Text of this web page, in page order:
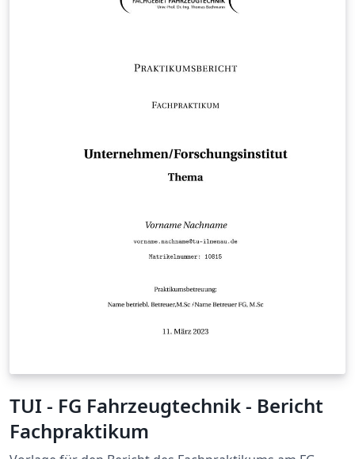
TUI - FG Fahrzeugtechnik - Bericht
Fachpraktikum